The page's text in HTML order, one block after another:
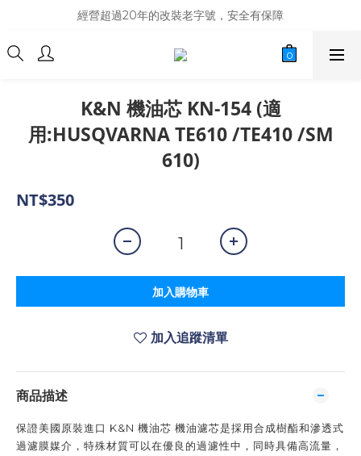
商品庫存變動快速，難免庫存不同步，建議購買之前先詢問貨況
經營超過20年的改裝老字號，安全有保障
商品庫存變動快速，難免庫存不同步，建議購買之前先詢問貨況
K&N 機油芯 KN-154 (適
用:HUSQVARNA TE610 /TE410 /SM
610)
NT$350
加入購物車
加入追蹤清單
商品描述
保證美國原裝進口 K&N 機油芯 機油濾芯是採用合成樹酯和滲透式
過濾膜媒介，特殊材質可以在優良的過濾性中，同時具備高流量，